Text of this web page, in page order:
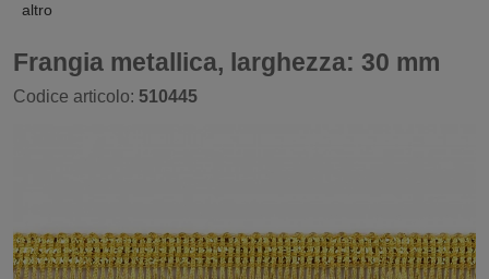
altro
Frangia metallica, larghezza: 30 mm
Codice articolo: 510445